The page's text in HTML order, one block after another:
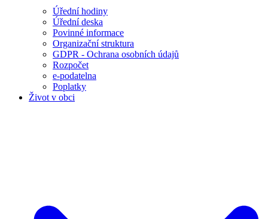
Úřední hodiny
Úřední deska
Povinné informace
Organizační struktura
GDPR - Ochrana osobních údajů
Rozpočet
e-podatelna
Poplatky
Život v obci